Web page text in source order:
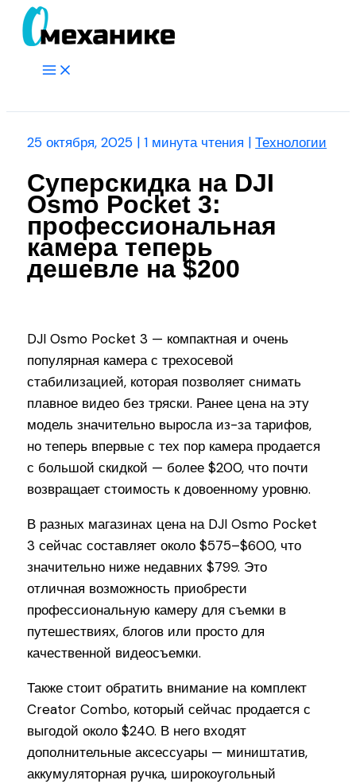
Перейти
Main
25 октября, 2025 |1 минута чтения |Технологии
Суперскидка на DJI
Osmo Pocket 3:
профессиональная
камера теперь
дешевле на $200
DJI Osmo Pocket 3 — компактная и очень
популярная камера с трехосевой
стабилизацией, которая позволяет снимать
плавное видео без тряски. Ранее цена на эту
модель значительно выросла из-за тарифов,
но теперь впервые с тех пор камера продается
с большой скидкой — более $200, что почти
возвращает стоимость к довоенному уровню.
В разных магазинах цена на DJI Osmo Pocket
3 сейчас составляет около $575–$600, что
значительно ниже недавних $799. Это
отличная возможность приобрести
профессиональную камеру для съемки в
путешествиях, блогов или просто для
качественной видеосъемки.
Также стоит обратить внимание на комплект
Creator Combo, который сейчас продается с
выгодой около $240. В него входят
дополнительные аксессуары — миништатив,
аккумуляторная ручка, широкоугольный